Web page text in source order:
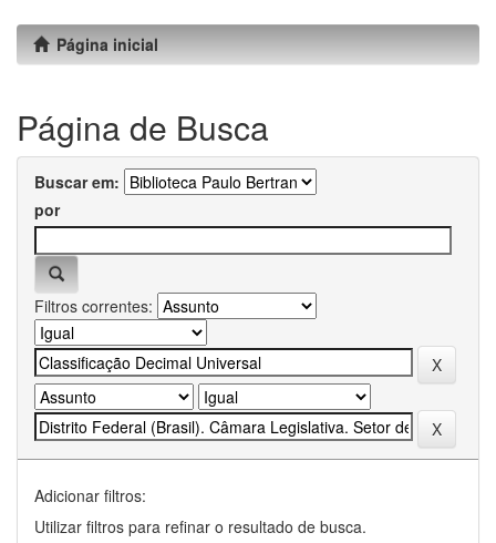
Página inicial
Página de Busca
Buscar em:
por
Filtros correntes:
Adicionar filtros:
Utilizar filtros para refinar o resultado de busca.